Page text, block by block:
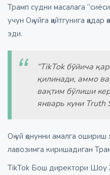
Трамп судни масалага
учун Оқ уйга қайтгунига
эди.
“TikTok бўйича
қилинади, аммо
вақтим бўлиши
январь куни Truth
Оқ уй қонунни амалга ошириш
лавозимга киришадиган
TikTok Бош директори Шоу